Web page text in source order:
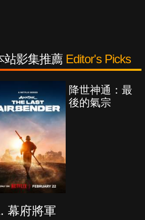
站影集推薦 Editor's Picks
降世神通：最
後的氣宗
幕府將軍